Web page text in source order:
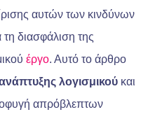
αυτών των κινδύνων
τη διασφάλιση της
έργο. Αυτό το άρθρο
λογισμικού και
απρόβλεπτων